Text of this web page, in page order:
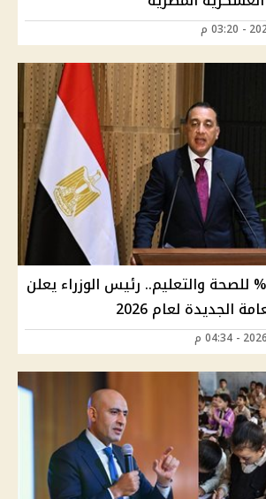
بزيادات تصل لـ30% للصحة والتعليم.. رئيس الوزراء يعلن
الجديدة لعام 2026